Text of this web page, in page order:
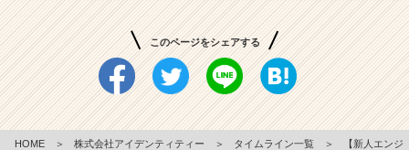
このページをシェアする
HOME ＞ 株式会社アイデンティティー ＞ タイムライン一覧 ＞
【新人エンジ